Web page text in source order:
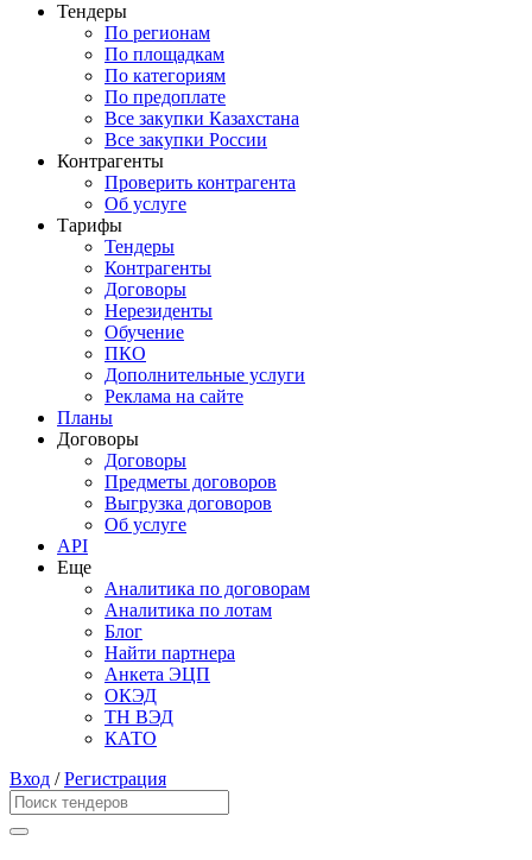
Тендеры
По регионам
По площадкам
По категориям
По предоплате
Все закупки Казахстана
Все закупки России
Контрагенты
Проверить контрагента
Об услуге
Тарифы
Тендеры
Контрагенты
Договоры
Нерезиденты
Обучение
ПКО
Дополнительные услуги
Реклама на сайте
Планы
Договоры
Договоры
Предметы договоров
Выгрузка договоров
Об услуге
API
Еще
Аналитика по договорам
Аналитика по лотам
Блог
Найти партнера
Анкета ЭЦП
ОКЭД
ТН ВЭД
КАТО
Вход /Регистрация